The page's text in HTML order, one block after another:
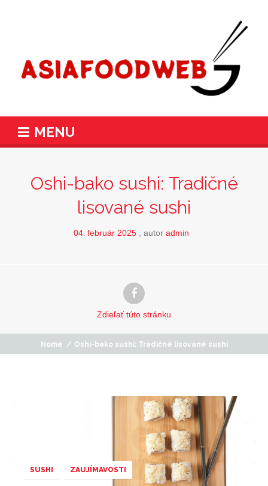
MENU
Oshi-bako sushi: Tradičné
lisované sushi
04. február 2025 autor admin
Zdieľať túto stránku
Home / Oshi-bako sushi: Tradičné lisované sushi
SUSHI ZAUJÍMAVOSTI